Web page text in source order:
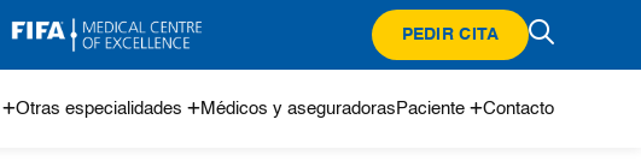
PEDIR CITA
Otras especialidades Médicos y aseguradoras Paciente Contacto